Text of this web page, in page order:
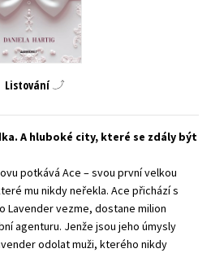
literatura
tituly
Listování
A hluboké city, které se zdály být
potkává Ace – svou první velkou
mu nikdy neřekla. Ace přichází s
Lavender vezme, dostane milion
agenturu. Jenže jsou jeho úmysly
odolat muži, kterého nikdy